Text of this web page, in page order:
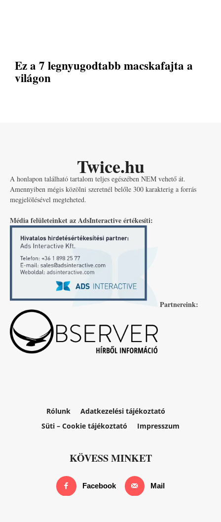
Ez a 7 legnyugodtabb macskafajta a
világon
Twice.hu
A honlapon található tartalom teljes egészében NEM vehető át.
Amennyiben mégis közölni szeretnél belőle 300 karakterig a forrás
megjelölésével megteheted.
Média felületeinket az AdsInteractive értékesíti:
Partnereink:
Rólunk
Adatkezelési tájékoztató
Süti – Cookie tájékoztató
Impresszum
KÖVESS MINKET
Facebook Mail